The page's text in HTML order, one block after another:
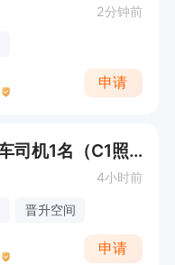
2分钟前
申请
麻屯快递拉货司机4米2货车司机1名（C1照）
4小时前
晋升空间
申请